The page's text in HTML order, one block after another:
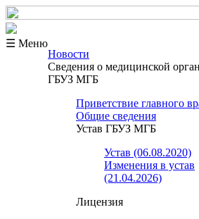
☰ Меню
Новости
Сведения о медицинской
ГБУЗ МГБ
Приветствие главного
Общие сведения
Устав ГБУЗ МГБ
Устав (06.08.2020)
Изменения в устав
(21.04.2026)
Лицензия